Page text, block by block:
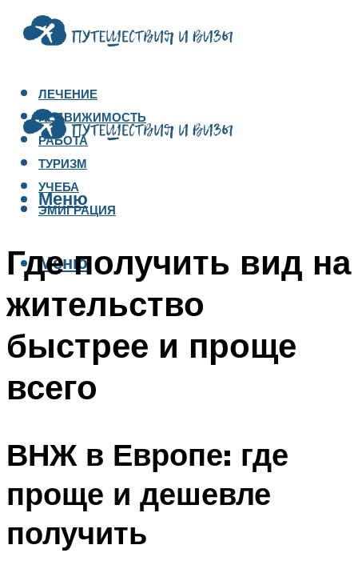
ЛЕЧЕНИЕ
НЕДВИЖИМОСТЬ
РАБОТА
ТУРИЗМ
УЧЕБА
ЭМИГРАЦИЯ
Меню
Меню
Где получить вид на
жительство
быстрее и проще
всего
ВНЖ в Европе: где
проще и дешевле
получить